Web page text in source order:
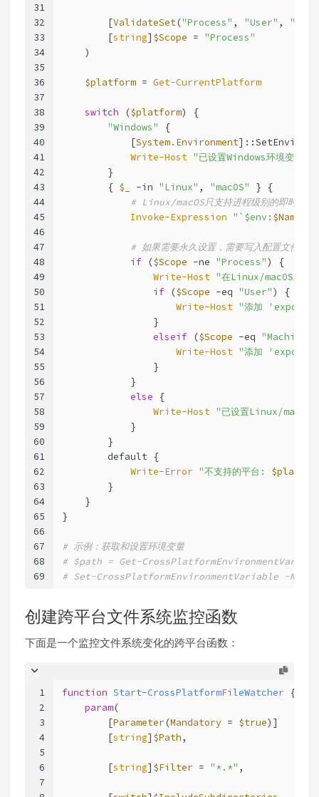
31
32
33
34
35
36
37
38
39
40
41
42
43
44
45
46
47
48
49
50
51
52
53
54
55
56
57
58
59
60
61
62
63
64
65
66
67
68
69
        [
ValidateSet("Process" , "User" ,
        [
string] $Scope = "Process"
    )
$platform = Get-CurrentPlatform
switch ($platform) {
"Windows" {
            [
System.Environment
Write-Host "已设置Windows环境变量
        }
        {
$_ -in "Linux" , "macOS" } {
# Linux/macOS只支持进程级别的即时设置
Invoke-Expression "`$env: $Name
# 如果需要永久设置，需要写入配置文件
if ($Scope -ne "Process") {
Write-Host "在Linux/macOS上永
if ($Scope -eq "User") {
Write-Host "添加 'export
                }
elseif ($Scope -eq "Machine"
Write-Host "添加 'export
                }
            }
else {
Write-Host "已设置Linux/macOS
            }
        }
        default {
Write-Error "不支持的平台:
        }
    }
}
# 示例：获取和设置环境变量
# $path = Get-
# Set-CrossPlatformEnvironmentVariable -
创建跨平台文件系统监控函数
下面是一个监控文件系统变化的跨平台函数：
1
2
3
4
5
6
7
function Start-CrossPlatformFileWatcher {
param(
        [
Parameter (Mandatory = $true)]
        [
string] $Path,
        [
string] $Filter = "*.*" ,